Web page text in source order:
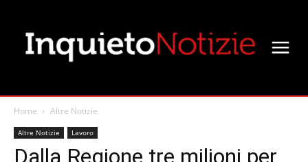
Home Altre Notizie
Altre Notizie Lavoro
Dalla Regione tre milioni per